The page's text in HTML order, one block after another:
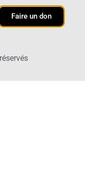
Faire un don